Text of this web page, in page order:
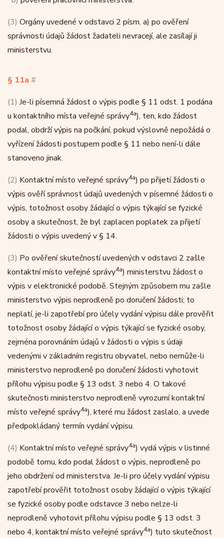
(3) Orgány uvedené v odstavci 2 písm. a) po ověření
správnosti údajů žádost žadateli nevracejí, ale zasílají ji
ministerstvu.
§ 11a #
(1) Je-li písemná žádost o výpis podle § 11 odst. 1 podána
u kontaktního místa veřejné správy4a), ten, kdo žádost
podal, obdrží výpis na počkání, pokud výslovně nepožádá o
vyřízení žádosti postupem podle § 11 nebo není-li dále
stanoveno jinak.
(2) Kontaktní místo veřejné správy4a) po přijetí žádosti o
výpis ověří správnost údajů uvedených v písemné žádosti o
výpis, totožnost osoby žádající o výpis týkající se fyzické
osoby a skutečnost, že byl zaplacen poplatek za přijetí
žádosti o výpis uvedený v § 14.
(3) Po ověření skutečností uvedených v odstavci 2 zašle
kontaktní místo veřejné správy4a) ministerstvu žádost o
výpis v elektronické podobě. Stejným způsobem mu zašle
ministerstvo výpis neprodleně po doručení žádosti; to
neplatí, je-li zapotřebí pro účely vydání výpisu dále prověřit
totožnost osoby žádající o výpis týkající se fyzické osoby,
zejména porovnáním údajů v žádosti o výpis s údaji
vedenými v základním registru obyvatel, nebo nemůže-li
ministerstvo neprodleně po doručení žádosti vyhotovit
přílohu výpisu podle § 13 odst. 3 nebo 4. O takové
skutečnosti ministerstvo neprodleně vyrozumí kontaktní
místo veřejné správy4a), které mu žádost zaslalo, a uvede
předpokládaný termín vydání výpisu.
(4) Kontaktní místo veřejné správy4a) vydá výpis v listinné
podobě tomu, kdo podal žádost o výpis, neprodleně po
jeho obdržení od ministerstva. Je-li pro účely vydání výpisu
zapotřebí prověřit totožnost osoby žádající o výpis týkající
se fyzické osoby podle odstavce 3 nebo nelze-li
neprodleně vyhotovit přílohu výpisu podle § 13 odst. 3
nebo 4, kontaktní místo veřejné správy4a) tuto skutečnost